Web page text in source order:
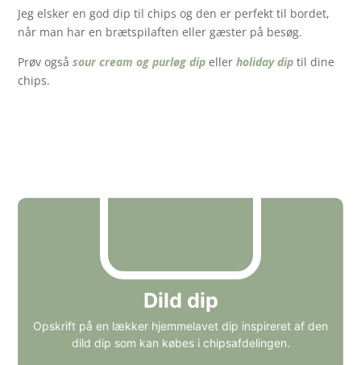
Jeg elsker en god dip til chips og den er perfekt til bordet,
når man har en brætspilaften eller gæster på besøg.
Prøv ogsåsour cream og purløg dip ellerholiday dip til dine
chips.
Dild dip
Opskrift på en lækker hjemmelavet dip inspireret af den
dild dip som kan købes i chipsafdelingen.